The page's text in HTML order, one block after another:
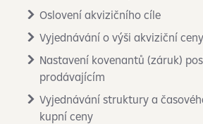
Oslovení akvizičního cíle
Vyjednávání o výši akviziční ceny
Nastavení kovenantů (záruk)
prodávajícím
Vyjednávání struktury a
kupní ceny